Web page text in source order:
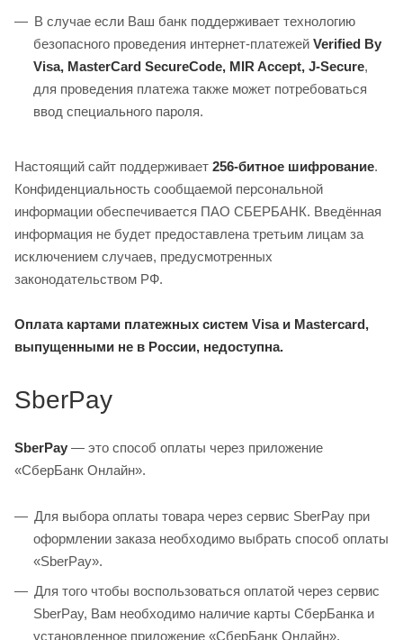
В случае если Ваш банк поддерживает технологию
безопасного проведения интернет‑платежей Verified By
Visa, MasterCard SecureCode, MIR Accept, J‑Secure,
для проведения платежа также может потребоваться
ввод специального пароля.
Настоящий сайт поддерживает 256‑битное шифрование.
Конфиденциальность сообщаемой персональной
информации обеспечивается ПАО СБЕРБАНК. Введённая
информация не будет предоставлена третьим лицам за
исключением случаев, предусмотренных
законодательством РФ.
Оплата картами платежных систем Visa и Mastercard,
выпущенными не в России, недоступна.
SberPay
SberPay — это способ оплаты через приложение
«СберБанк Онлайн».
Для выбора оплаты товара через сервис SberPay при
оформлении заказа необходимо выбрать способ оплаты
«SberPay».
Для того чтобы воспользоваться оплатой через сервис
SberPay, Вам необходимо наличие карты СберБанка и
установленное приложение «СберБанк Онлайн».